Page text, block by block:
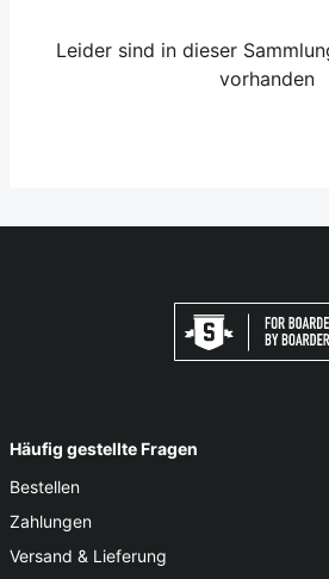
Leider sind in dieser
vorhanden
Häufig gestellte Fragen
Bestellen
Zahlungen
Versand & Lieferung